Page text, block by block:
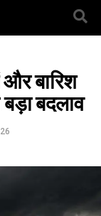
और बारिश
बदलाव